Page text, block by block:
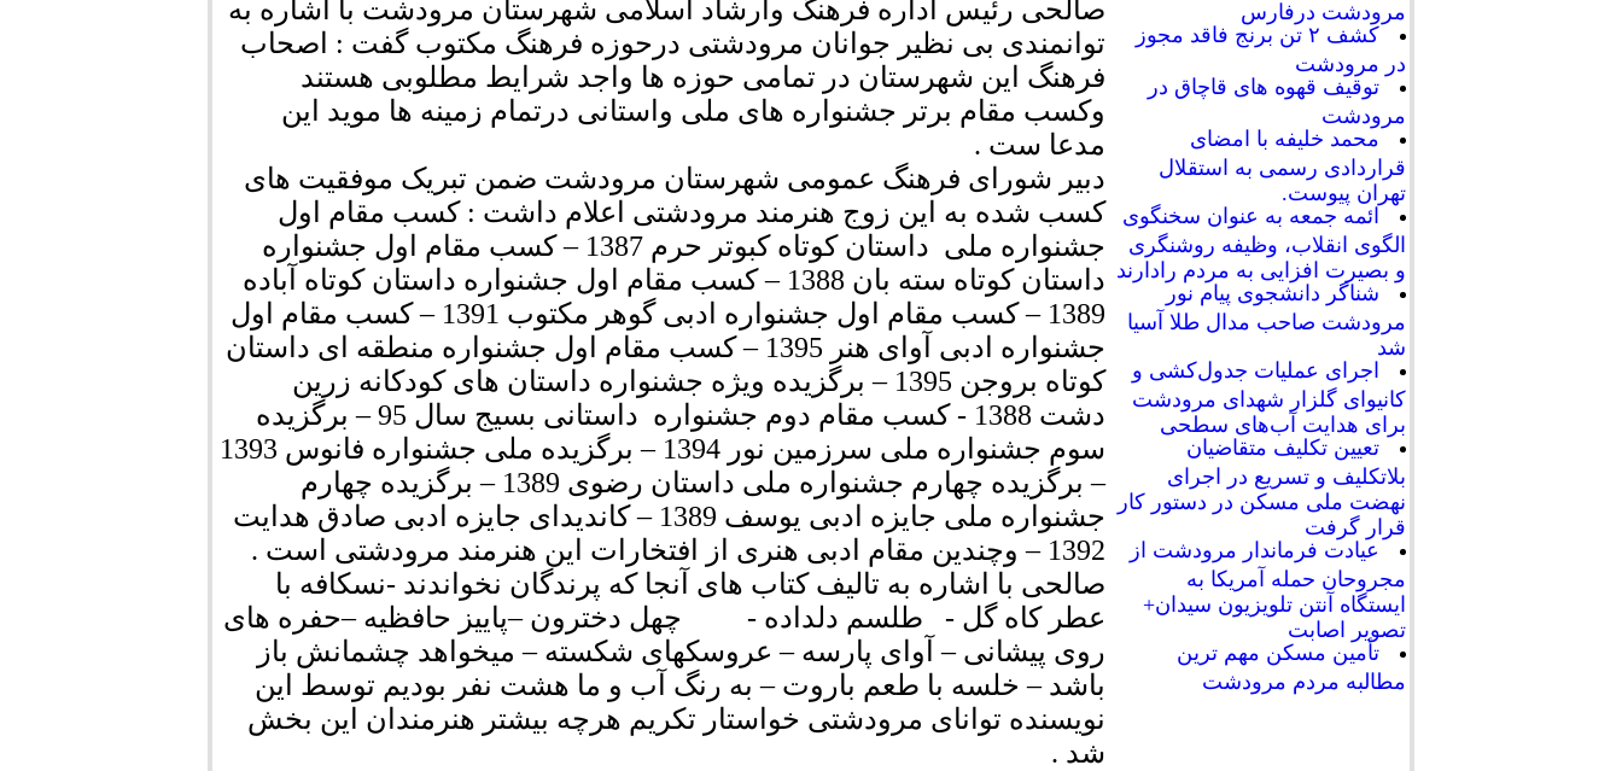
مرودشت درفارس
کشف ۲ تن برنج فاقد مجوز
در مرودشت
توقیف قهوه های قاچاق در
مرودشت
محمد خلیفه با امضای
قراردادی رسمی به استقلال
تهران پیوست.
ائمه جمعه به عنوان سخنگوی
الگوی انقلاب، وظیفه روشنگری
و بصیرت افزایی به مردم رادارند
شناگر دانشجوی پیام نور
مرودشت صاحب مدال طلا آسیا
شد
اجرای عملیات جدول‌کشی و
کانیوای گلزار شهدای مرودشت
برای هدایت آب‌های سطحی
تعیین تکلیف متقاضیان
بلاتکلیف و تسریع در اجرای
نهضت ملی مسکن در دستور کار
قرار گرفت
عیادت فرماندار مرودشت از
مجروحان حمله آمریکا به
ایستگاه آنتن تلویزیون سیدان+
تصویر اصابت
تأمین مسکن مهم ترین
مطالبه مردم مرودشت
صالحی رئیس اداره فرهنگ وارشاد اسلامی شهرستان مرودشت با اشاره به
توانمندی بی نظیر جوانان مرودشتی درحوزه فرهنگ مکتوب گفت : اصحاب
فرهنگ این شهرستان در تمامی حوزه ها واجد شرایط مطلوبی هستند
وکسب مقام برتر جشنواره های ملی واستانی درتمام زمینه ها موید این
مدعا ست .
دبیر شورای فرهنگ عمومی شهرستان مرودشت ضمن تبریک موفقیت های
کسب شده به این زوج هنرمند مرودشتی اعلام داشت : کسب مقام اول
جشنواره ملی داستان کوتاه کبوتر حرم 1387 – کسب مقام اول جشنواره
داستان کوتاه سته بان 1388 – کسب مقام اول جشنواره داستان کوتاه آباده
1389 – کسب مقام اول جشنواره ادبی گوهر مکتوب 1391 – کسب مقام اول
جشنواره ادبی آوای هنر 1395 – کسب مقام اول جشنواره منطقه ای داستان
کوتاه بروجن 1395 – برگزیده ویژه جشنواره داستان های کودکانه زرین
دشت 1388 - کسب مقام دوم جشنواره داستانی بسیج سال 95 – برگزیده
سوم جشنواره ملی سرزمین نور 1394 – برگزیده ملی جشنواره فانوس 1393
– برگزیده چهارم جشنواره ملی داستان رضوی 1389 – برگزیده چهارم
جشنواره ملی جایزه ادبی یوسف 1389 – کاندیدای جایزه ادبی صادق هدایت
1392 – وچندین مقام ادبی هنری از افتخارات این هنرمند مرودشتی است .
صالحی با اشاره به تالیف کتاب های آنجا که پرندگان نخواندند -نسکافه با
عطر کاه گل - طلسم دلداده - چهل دخترون –پاییز حافظیه –حفره های
روی پیشانی – آوای پارسه – عروسکهای شکسته – میخواهد چشمانش باز
باشد – خلسه با طعم باروت – به رنگ آب و ما هشت نفر بودیم توسط این
نویسنده توانای مرودشتی خواستار تکریم هرچه بیشتر هنرمندان این بخش
شد .